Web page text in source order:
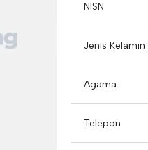
NISN
Jenis Kelamin
Agama
Telepon